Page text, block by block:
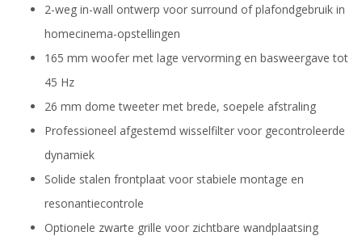
2-weg in-wall ontwerp voor surround of plafondgebruik in
homecinema-opstellingen
165 mm woofer met lage vervorming en basweergave tot
45 Hz
26 mm dome tweeter met brede, soepele afstraling
Professioneel afgestemd wisselfilter voor gecontroleerde
dynamiek
Solide stalen frontplaat voor stabiele montage en
resonantiecontrole
Optionele zwarte grille voor zichtbare wandplaatsing